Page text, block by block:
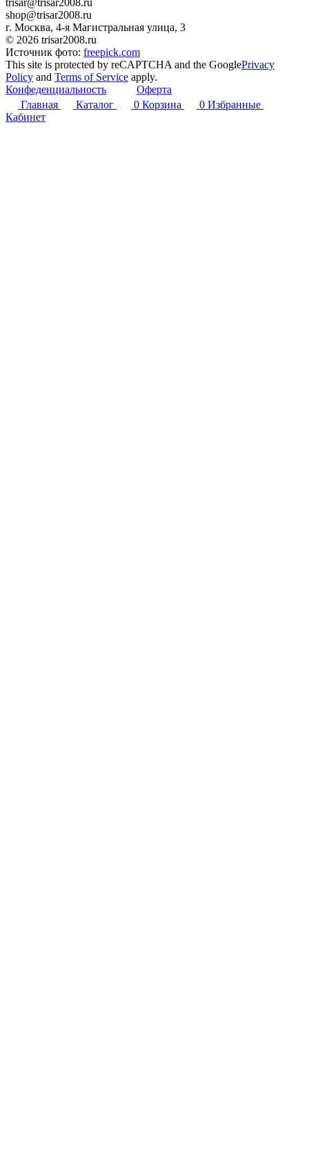
shop@trisar2008.ru
г. Москва, 4-я Магистральная улица, 3
© 2026 trisar2008.ru
Источник фото: freepick.com
This site is protected by reCAPTCHA and the GooglePrivacy
Policy and Terms of Service apply.
Конфеденциальность
Оферта
Главная
Каталог 0 Корзина 0 Избранные
Кабинет